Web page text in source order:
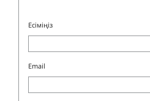
Есіміңіз
Email